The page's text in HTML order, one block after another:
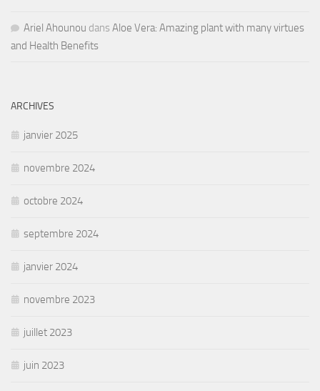
Ariel Ahounou dans Aloe Vera: Amazing plant with many virtues
and Health Benefits
ARCHIVES
janvier 2025
novembre 2024
octobre 2024
septembre 2024
janvier 2024
novembre 2023
juillet 2023
juin 2023